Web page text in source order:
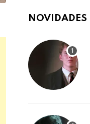
NOVIDADES